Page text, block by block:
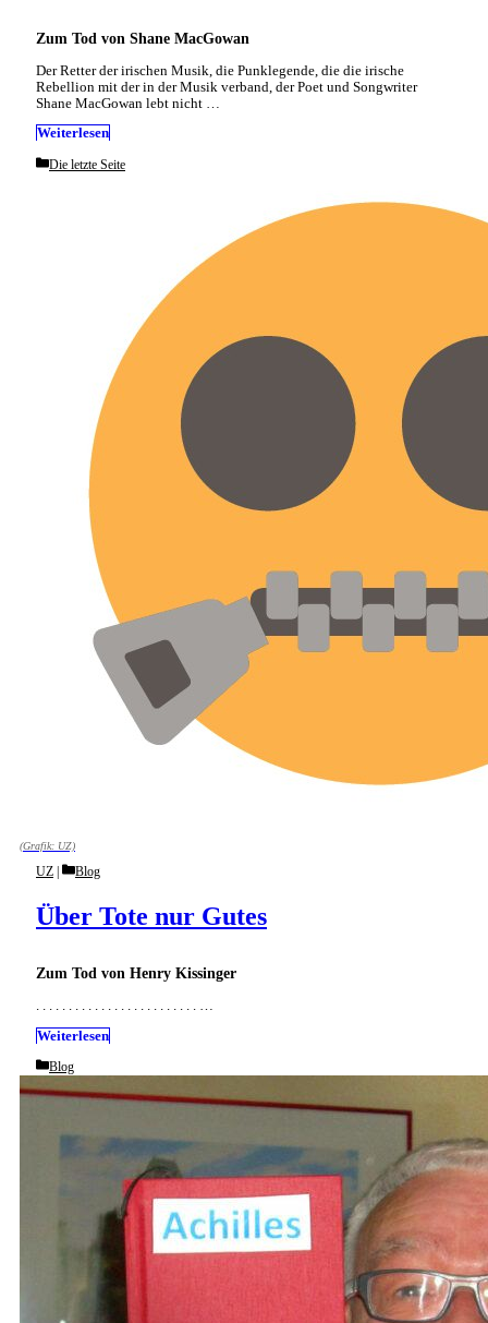
Zum Tod von Shane MacGowan
Der Retter der irischen Musik, die Punklegende, die die irische
Rebellion mit der in der Musik verband, der Poet und Songwriter
Shane MacGowan lebt nicht …
Weiterlesen
Categories
Die letzte Seite
(Grafik: UZ)
Zum Tod von Henry Kissinger
Über Tote nur Gutes
UZ Categories
Blog
Weiterlesen
Categories
Blog